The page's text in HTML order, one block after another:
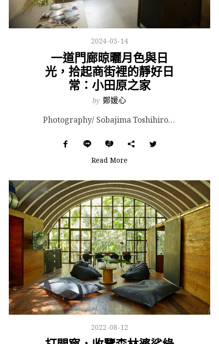
2024-03-14
一道門廊晾曬月色與日
光，拾起商街裡的靜好日
常：小田原之家
by 鄭媛心
Photography/ Sobajima Toshihiro & Nishikubo Ta...
Read More
2022-08-12